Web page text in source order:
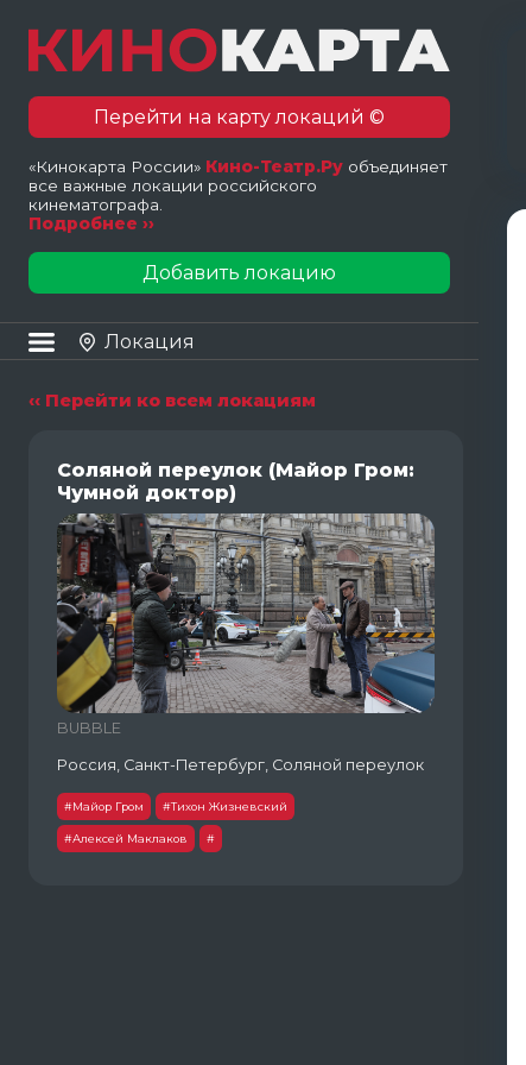
Перейти на карту локаций ©
«Кинокарта России» Кино-Театр.Ру объединяет
все важные локации российского
кинематографа.
Подробнее ››
Добавить локацию
Локация
‹‹ Перейти ко всем локациям
Соляной переулок (Майор Гром:
Чумной доктор)
BUBBLE
Россия, Санкт-Петербург, Соляной переулок
#Майор Гром #Тихон Жизневский
#Алексей Маклаков #